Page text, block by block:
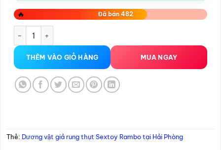
🔥 Đã bán 482
Dương vật giả rung thụt Sextoy Rambo tại Hải Phòng số
THÊM VÀO GIỎ HÀNG MUA NGAY
Thẻ: Dương vật giả rung thụt Sextoy Rambo tại Hải Phòng